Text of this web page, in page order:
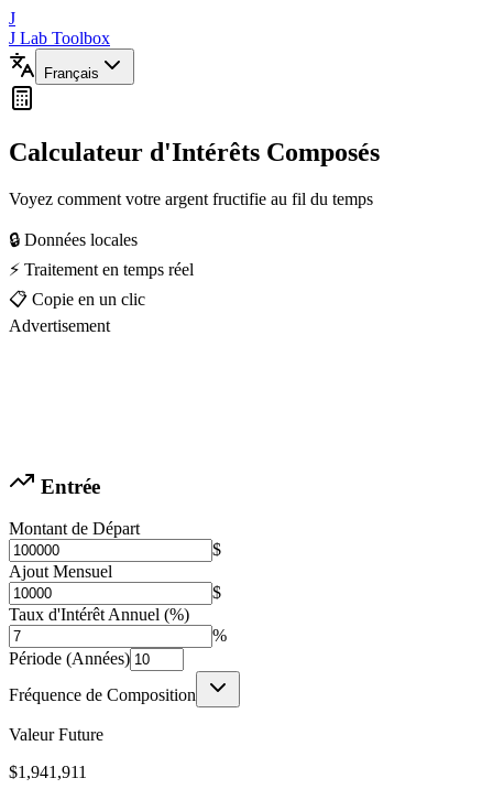
J
J Lab Toolbox
Français
Calculateur d'Intérêts Composés
Voyez comment votre argent fructifie au fil du temps
🔒 Données locales
⚡ Traitement en temps réel
📋 Copie en un clic
Advertisement
Entrée
Montant de Départ
$
Ajout Mensuel
$
Taux d'Intérêt Annuel (%)
%
Période (Années)
Fréquence de Composition
Valeur Future
$1,941,911